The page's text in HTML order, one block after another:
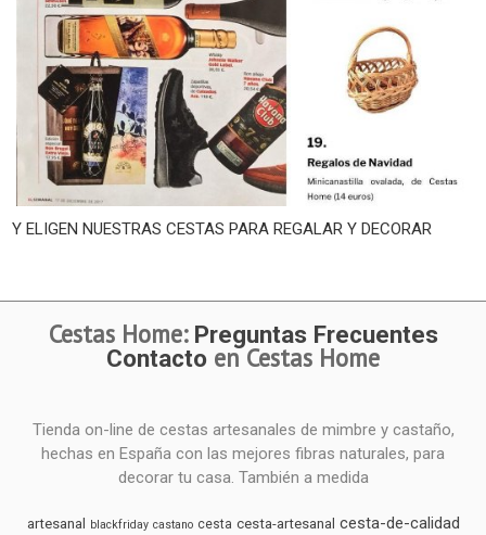
Y ELIGEN NUESTRAS CESTAS PARA REGALAR Y DECORAR
Cestas Home: Preguntas Frecuentes
Contacto en Cestas Home
Tienda on-line de cestas artesanales de mimbre y castaño,
hechas en España con las mejores fibras naturales, para
decorar tu casa. También a medida
artesanal blackfriday castano cesta cesta-artesanal cesta-de-calidad